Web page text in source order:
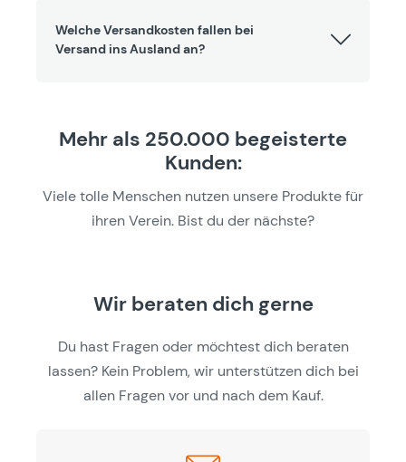
Welche Versandkosten fallen bei
Versand ins Ausland an?
Mehr als 250.000 begeisterte
Kunden:
Viele tolle Menschen nutzen unsere Produkte für
ihren Verein. Bist du der nächste?
Wir beraten dich gerne
Du hast Fragen oder möchtest dich beraten
lassen? Kein Problem, wir unterstützen dich bei
allen Fragen vor und nach dem Kauf.